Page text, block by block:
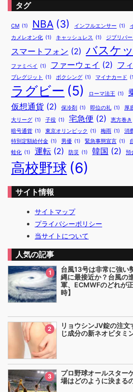
タグ
CM (1) NBA (3) インフルエンサー (1)
カメレオン化 (1) キャッシュレス (1) ジブリパー
スマートフォン (2) バスケ
ファミペイ (1) ファーウェイ (2) フ
ブレグジット (1) ボクシング (1) マイナカード
ラグビー (5) ローマ法王 (1)
仮想通貨 (2) 保冷剤 (1) 即位の礼 (1) 厚
大リーグ (1) 子役 (1) 宅急便 (2) 恵方巻き
暗号通貨 (1) 東京オリンピック (1) 梅雨 (1) 消
特別定額給付金 (1) 男優 (1) 緊急事態宣言 (1)
蛙化 (1) 運転 (2) 防災 (1) 韓国 (2) 預
高校野球 (6)
サイト情報
サイトマップ
プライバシーポリシー
当サイトについて
人気の記事
1
台風13号は非常に強い
縄に最接近か？台風の
軍、ECMWFのどれが
時】
2
リョウシンJV錠の注
じ成分の新ネオビタミ
3
プロ野球オールスター
場はどのように決まる